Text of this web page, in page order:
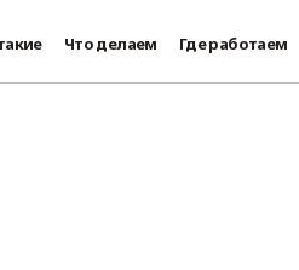
Что делаем Где работаем